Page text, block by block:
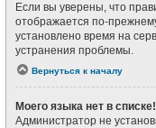
Если вы уверены, что
отображается по-
установлено время на
устранения проблемы.
Вернуться к началу
Моего языка нет в списке!
Администратор не